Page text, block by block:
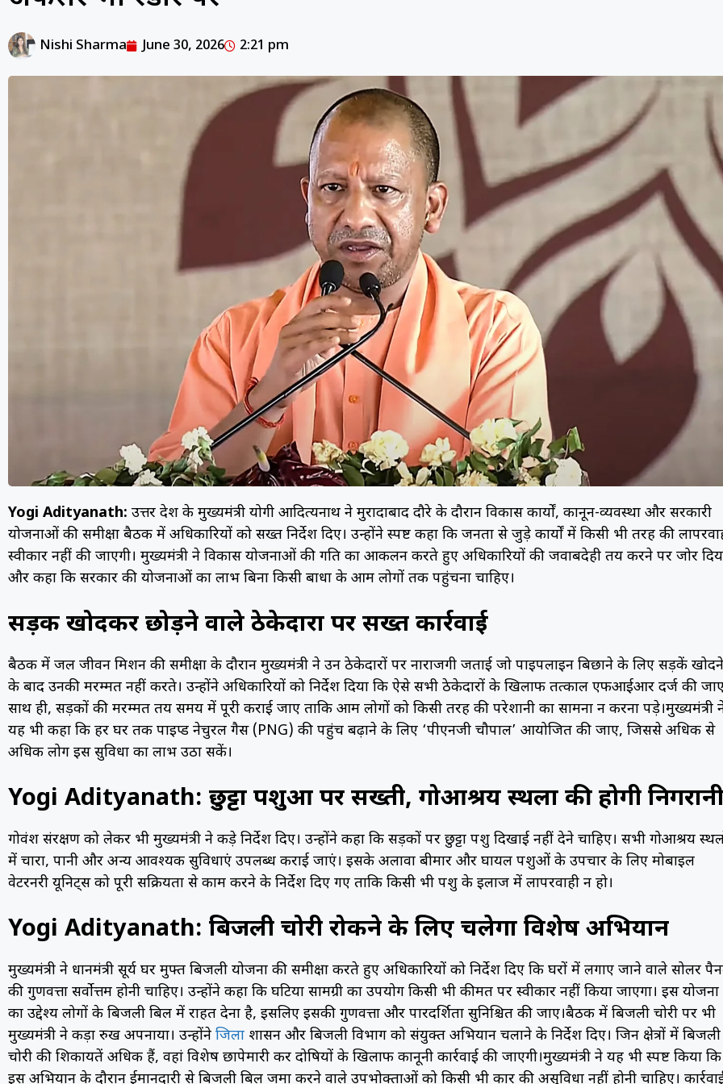
Nishi Sharma June 30, 2026 2:21 pm
Yogi Adityanath: उत्तर प्रदेश के मुख्यमंत्री योगी आदित्यनाथ ने मुरादाबाद दौरे के दौरान विकास कार्यों, कानून-व्यवस्था और सरकारी
योजनाओं की समीक्षा बैठक में अधिकारियों को सख्त निर्देश दिए। उन्होंने स्पष्ट कहा कि जनता से जुड़े कार्यों में किसी भी तरह की
स्वीकार नहीं की जाएगी। मुख्यमंत्री ने विकास योजनाओं की प्रगति का आकलन करते हुए अधिकारियों की जवाबदेही तय करने पर जोर
और कहा कि सरकार की योजनाओं का लाभ बिना किसी बाधा के आम लोगों तक पहुंचना चाहिए।
सड़क खोदकर छोड़ने वाले ठेकेदारों पर सख्त कार्रवाई
बैठक में जल जीवन मिशन की समीक्षा के दौरान मुख्यमंत्री ने उन ठेकेदारों पर नाराजगी जताई जो पाइपलाइन बिछाने के लिए सड़कें खोदने
के बाद उनकी मरम्मत नहीं करते। उन्होंने अधिकारियों को निर्देश दिया कि ऐसे सभी ठेकेदारों के खिलाफ तत्काल एफआईआर दर्ज की
साथ ही, सड़कों की मरम्मत तय समय में पूरी कराई जाए ताकि आम लोगों को किसी तरह की परेशानी का सामना न करना पड़े।मुख्यमंत्री
यह भी कहा कि हर घर तक पाइप्ड नेचुरल गैस (PNG) की पहुंच बढ़ाने के लिए ‘पीएनजी चौपाल’ आयोजित की जाए, जिससे अधिक से
अधिक लोग इस सुविधा का लाभ उठा सकें।
Yogi Adityanath: छुट्टा पशुओं पर सख्ती, गोआश्रय स्थलों की होगी निगरानी
गोवंश संरक्षण को लेकर भी मुख्यमंत्री ने कड़े निर्देश दिए। उन्होंने कहा कि सड़कों पर छुट्टा पशु दिखाई नहीं देने चाहिए। सभी गोआश्रय
में चारा, पानी और अन्य आवश्यक सुविधाएं उपलब्ध कराई जाएं। इसके अलावा बीमार और घायल पशुओं के उपचार के लिए मोबाइल
वेटरनरी यूनिट्स को पूरी सक्रियता से काम करने के निर्देश दिए गए ताकि किसी भी पशु के इलाज में लापरवाही न हो।
Yogi Adityanath: बिजली चोरी रोकने के लिए चलेगा विशेष अभियान
मुख्यमंत्री ने प्रधानमंत्री सूर्य घर मुफ्त बिजली योजना की समीक्षा करते हुए अधिकारियों को निर्देश दिए कि घरों में लगाए जाने वाले सोलर
की गुणवत्ता सर्वोत्तम होनी चाहिए। उन्होंने कहा कि घटिया सामग्री का उपयोग किसी भी कीमत पर स्वीकार नहीं किया जाएगा। इस योजना
का उद्देश्य लोगों के बिजली बिल में राहत देना है, इसलिए इसकी गुणवत्ता और पारदर्शिता सुनिश्चित की जाए।बैठक में बिजली चोरी पर भी
मुख्यमंत्री ने कड़ा रुख अपनाया। उन्होंने जिला प्रशासन और बिजली विभाग को संयुक्त अभियान चलाने के निर्देश दिए। जिन क्षेत्रों में बिजली
चोरी की शिकायतें अधिक हैं, वहां विशेष छापेमारी कर दोषियों के खिलाफ कानूनी कार्रवाई की जाएगी।मुख्यमंत्री ने यह भी स्पष्ट किया कि
इस अभियान के दौरान ईमानदारी से बिजली बिल जमा करने वाले उपभोक्ताओं को किसी भी प्रकार की असुविधा नहीं होनी चाहिए।